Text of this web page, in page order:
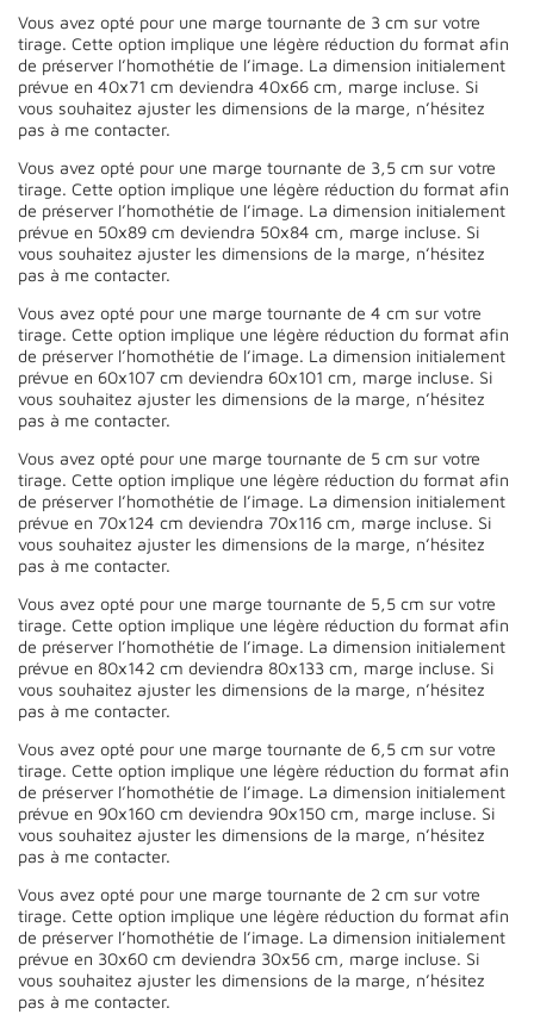
Vous avez opté pour une marge tournante de 3 cm sur votre
tirage. Cette option implique une légère réduction du format afin
de préserver l’homothétie de l’image. La dimension initialement
prévue en 40x71 cm deviendra 40x66 cm, marge incluse. Si
vous souhaitez ajuster les dimensions de la marge, n’hésitez
pas à me contacter.
Vous avez opté pour une marge tournante de 3,5 cm sur votre
tirage. Cette option implique une légère réduction du format afin
de préserver l’homothétie de l’image. La dimension initialement
prévue en 50x89 cm deviendra 50x84 cm, marge incluse. Si
vous souhaitez ajuster les dimensions de la marge, n’hésitez
pas à me contacter.
Vous avez opté pour une marge tournante de 4 cm sur votre
tirage. Cette option implique une légère réduction du format afin
de préserver l’homothétie de l’image. La dimension initialement
prévue en 60x107 cm deviendra 60x101 cm, marge incluse. Si
vous souhaitez ajuster les dimensions de la marge, n’hésitez
pas à me contacter.
Vous avez opté pour une marge tournante de 5 cm sur votre
tirage. Cette option implique une légère réduction du format afin
de préserver l’homothétie de l’image. La dimension initialement
prévue en 70x124 cm deviendra 70x116 cm, marge incluse. Si
vous souhaitez ajuster les dimensions de la marge, n’hésitez
pas à me contacter.
Vous avez opté pour une marge tournante de 5,5 cm sur votre
tirage. Cette option implique une légère réduction du format afin
de préserver l’homothétie de l’image. La dimension initialement
prévue en 80x142 cm deviendra 80x133 cm, marge incluse. Si
vous souhaitez ajuster les dimensions de la marge, n’hésitez
pas à me contacter.
Vous avez opté pour une marge tournante de 6,5 cm sur votre
tirage. Cette option implique une légère réduction du format afin
de préserver l’homothétie de l’image. La dimension initialement
prévue en 90x160 cm deviendra 90x150 cm, marge incluse. Si
vous souhaitez ajuster les dimensions de la marge, n’hésitez
pas à me contacter.
Vous avez opté pour une marge tournante de 2 cm sur votre
tirage. Cette option implique une légère réduction du format afin
de préserver l’homothétie de l’image. La dimension initialement
prévue en 30x60 cm deviendra 30x56 cm, marge incluse. Si
vous souhaitez ajuster les dimensions de la marge, n’hésitez
pas à me contacter.